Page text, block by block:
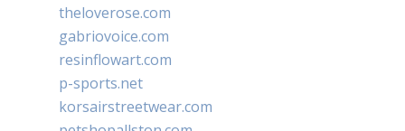
theloverose.com
gabriovoice.com
resinflowart.com
p-sports.net
korsairstreetwear.com